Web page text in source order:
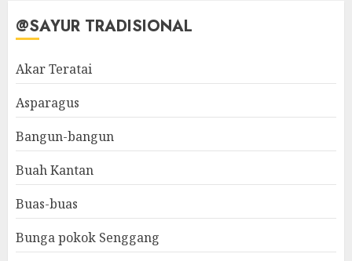
@SAYUR TRADISIONAL
Akar Teratai
Asparagus
Bangun-bangun
Buah Kantan
Buas-buas
Bunga pokok Senggang